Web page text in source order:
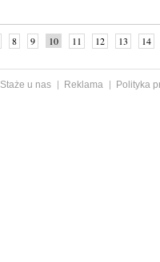
8 9 10 11 12 13 14
Staże u nas Reklama
Polityka